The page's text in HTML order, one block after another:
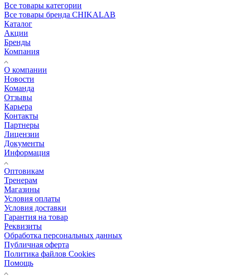
Все товары категории
Все товары бренда CHIKALAB
Каталог
Акции
Бренды
Компания
О компании
Новости
Команда
Отзывы
Карьера
Контакты
Партнеры
Лицензии
Документы
Информация
Оптовикам
Тренерам
Магазины
Условия оплаты
Условия доставки
Гарантия на товар
Реквизиты
Обработка персональных данных
Публичная оферта
Политика файлов Cookies
Помощь